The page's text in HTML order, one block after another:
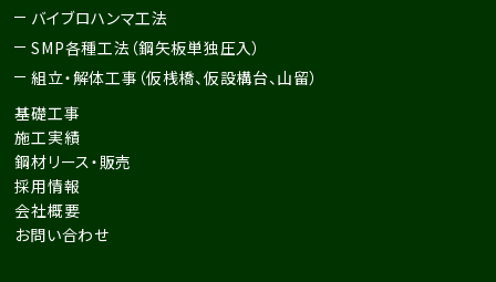
バイブロハンマ工法
SMP各種工法 （鋼矢板単独圧入）
組立・解体工事 （仮桟橋、仮設構台、山留）
基礎工事
施工実績
鋼材リース・販売
採用情報
会社概要
お問い合わせ